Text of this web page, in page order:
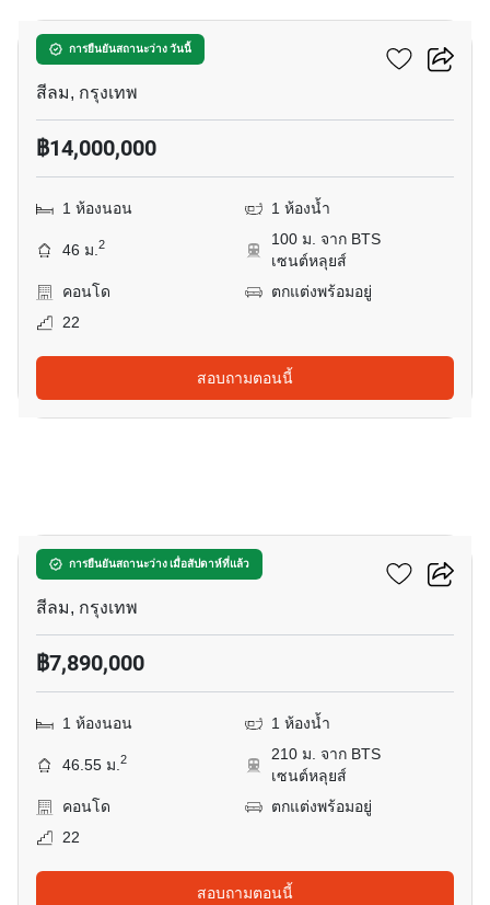
การยืนยันสถานะว่าง วันนี้
อนิล สาทร 12
สีลม, กรุงเทพ
฿14,000,000
1 ห้องนอน 1 ห้องน้ำ
46 ม.2
100 ม. จาก BTS
เซนต์หลุยส์
คอนโด
ตกแต่งพร้อมอยู่
22
สอบถามตอนนี้
การยืนยันสถานะว่าง เมื่อสัปดาห์ที่แล้ว
ดิ แอดเดรส สาทร
สีลม, กรุงเทพ
฿7,890,000
1 ห้องนอน 1 ห้องน้ำ
46.55 ม.2
210 ม. จาก BTS
เซนต์หลุยส์
คอนโด
ตกแต่งพร้อมอยู่
22
สอบถามตอนนี้